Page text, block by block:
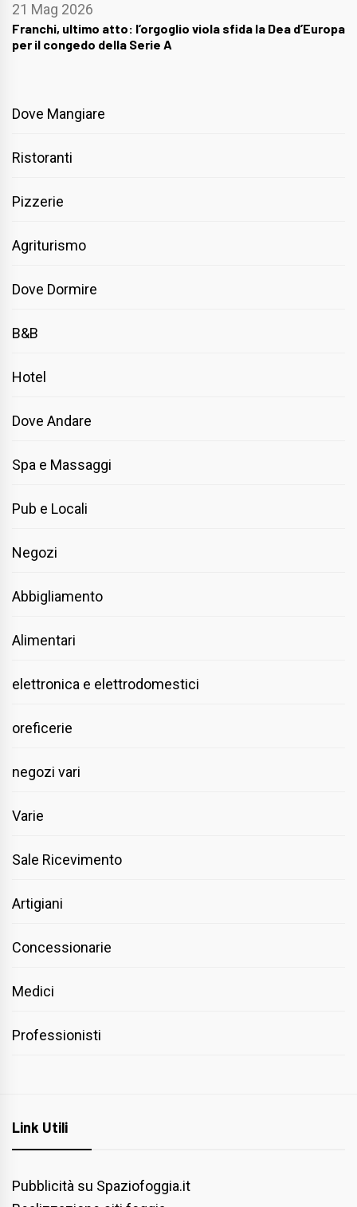
21 Mag 2026
Franchi, ultimo atto: l’orgoglio viola sfida la Dea d’Europa
per il congedo della Serie A
Dove Mangiare
Ristoranti
Pizzerie
Agriturismo
Dove Dormire
B&B
Hotel
Dove Andare
Spa e Massaggi
Pub e Locali
Negozi
Abbigliamento
Alimentari
elettronica e elettrodomestici
oreficerie
negozi vari
Varie
Sale Ricevimento
Artigiani
Concessionarie
Medici
Professionisti
Link Utili
Pubblicità su Spaziofoggia.it